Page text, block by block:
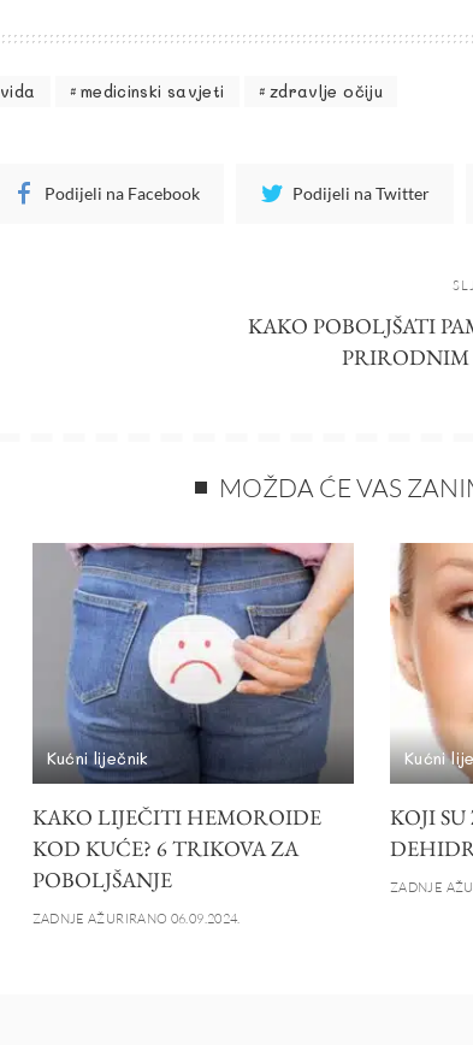
medicinski savjeti zdravlje očiju
Podijeli na Facebook Podijeli na Twitter
KAKO POBOLJŠATI
PRIRODNIM
MOŽDA ĆE VAS
Kućni liječnik
KAKO LIJEČITI HEMOROIDE
KOD KUĆE? 6 TRIKOVA ZA
POBOLJŠANJE
ZADNJE AŽURIRANO 06.09.2024.
Kućni
KOJI
ZADNJE